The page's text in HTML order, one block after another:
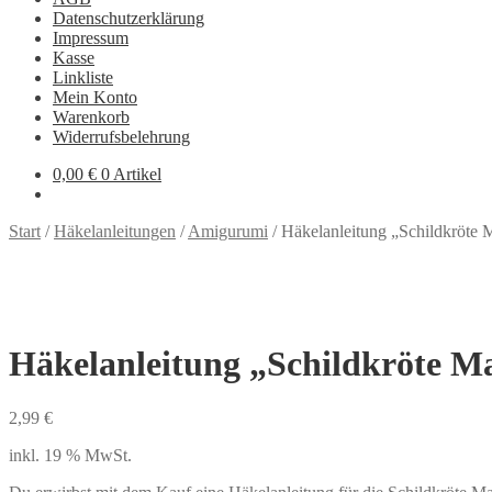
Datenschutzerklärung
Impressum
Kasse
Linkliste
Mein Konto
Warenkorb
Widerrufsbelehrung
0,00 € 0 Artikel
Start /Häkelanleitungen /Amigurumi /Häkelanleitung „Schildkröte
Häkelanleitung „Schildkröte
2,99 €
inkl. 19 % MwSt.